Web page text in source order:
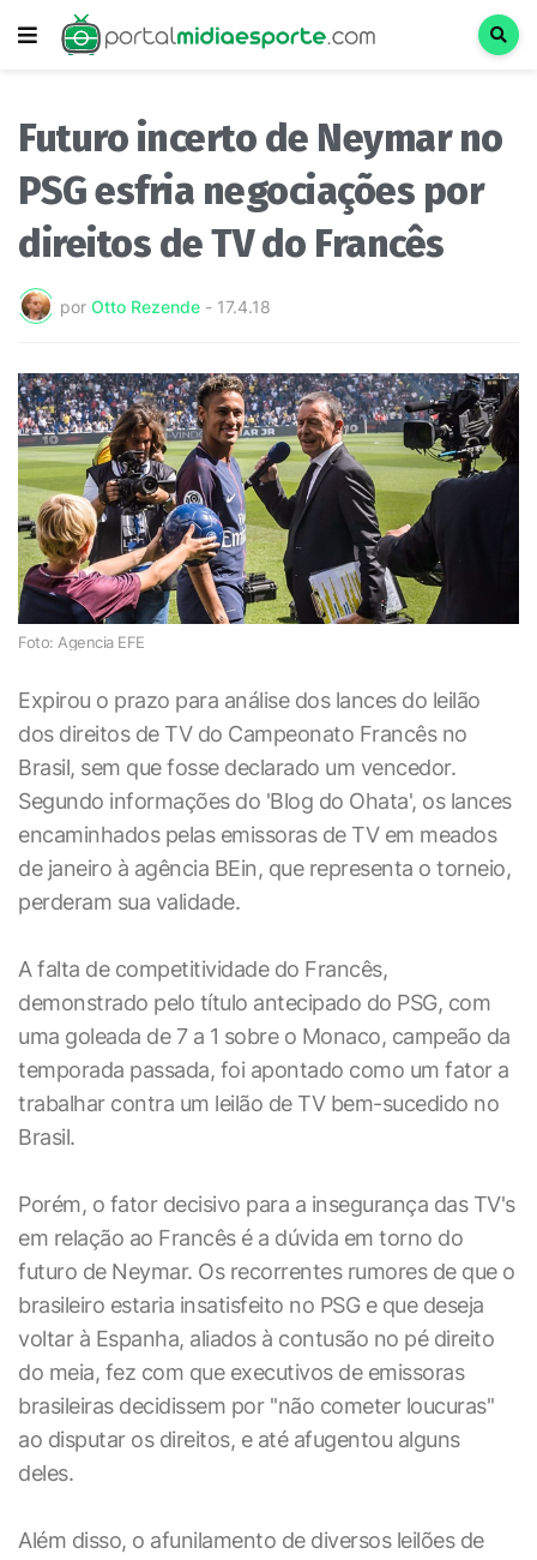
Futuro incerto de Neymar no
PSG esfria negociações por
direitos de TV do Francês
por Otto Rezende - 17.4.18
Foto: Agencia EFE
Expirou o prazo para análise dos lances do leilão
dos direitos de TV do Campeonato Francês no
Brasil, sem que fosse declarado um vencedor.
Segundo informações do 'Blog do Ohata', os lances
encaminhados pelas emissoras de TV em meados
de janeiro à agência BEin, que representa o torneio,
perderam sua validade.
A falta de competitividade do Francês,
demonstrado pelo título antecipado do PSG, com
uma goleada de 7 a 1 sobre o Monaco, campeão da
temporada passada, foi apontado como um fator a
trabalhar contra um leilão de TV bem-sucedido no
Brasil.
Porém, o fator decisivo para a insegurança das TV's
em relação ao Francês é a dúvida em torno do
futuro de Neymar. Os recorrentes rumores de que o
brasileiro estaria insatisfeito no PSG e que deseja
voltar à Espanha, aliados à contusão no pé direito
do meia, fez com que executivos de emissoras
brasileiras decidissem por ''não cometer loucuras''
ao disputar os direitos, e até afugentou alguns
deles.
Além disso, o afunilamento de diversos leilões de